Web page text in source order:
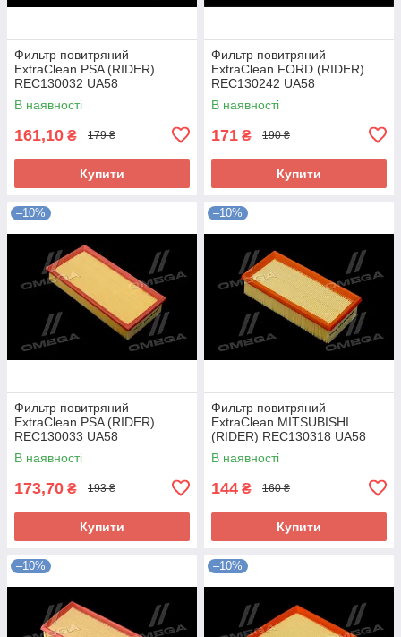
Фильтр повитряний
ExtraClean PSA (RIDER)
REC130032 UA58
В наявності
161,10 ₴ 179 ₴
Купити
Фильтр повитряний
ExtraClean FORD (RIDER)
REC130242 UA58
В наявності
171 ₴ 190 ₴
Купити
–10%
Фильтр повитряний
ExtraClean PSA (RIDER)
REC130033 UA58
В наявності
173,70 ₴ 193 ₴
Купити
–10%
Фильтр повитряний
ExtraClean MITSUBISHI
(RIDER) REC130318 UA58
В наявності
144 ₴ 160 ₴
Купити
–10% –10%